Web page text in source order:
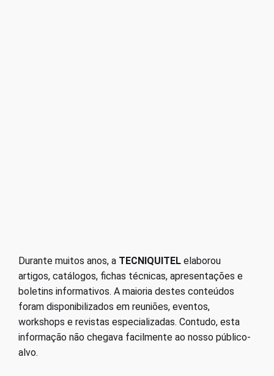
Durante muitos anos, a TECNIQUITEL elaborou
artigos, catálogos, fichas técnicas, apresentações e
boletins informativos. A maioria destes conteúdos
foram disponibilizados em reuniões, eventos,
workshops e revistas especializadas. Contudo, esta
informação não chegava facilmente ao nosso público-
alvo.